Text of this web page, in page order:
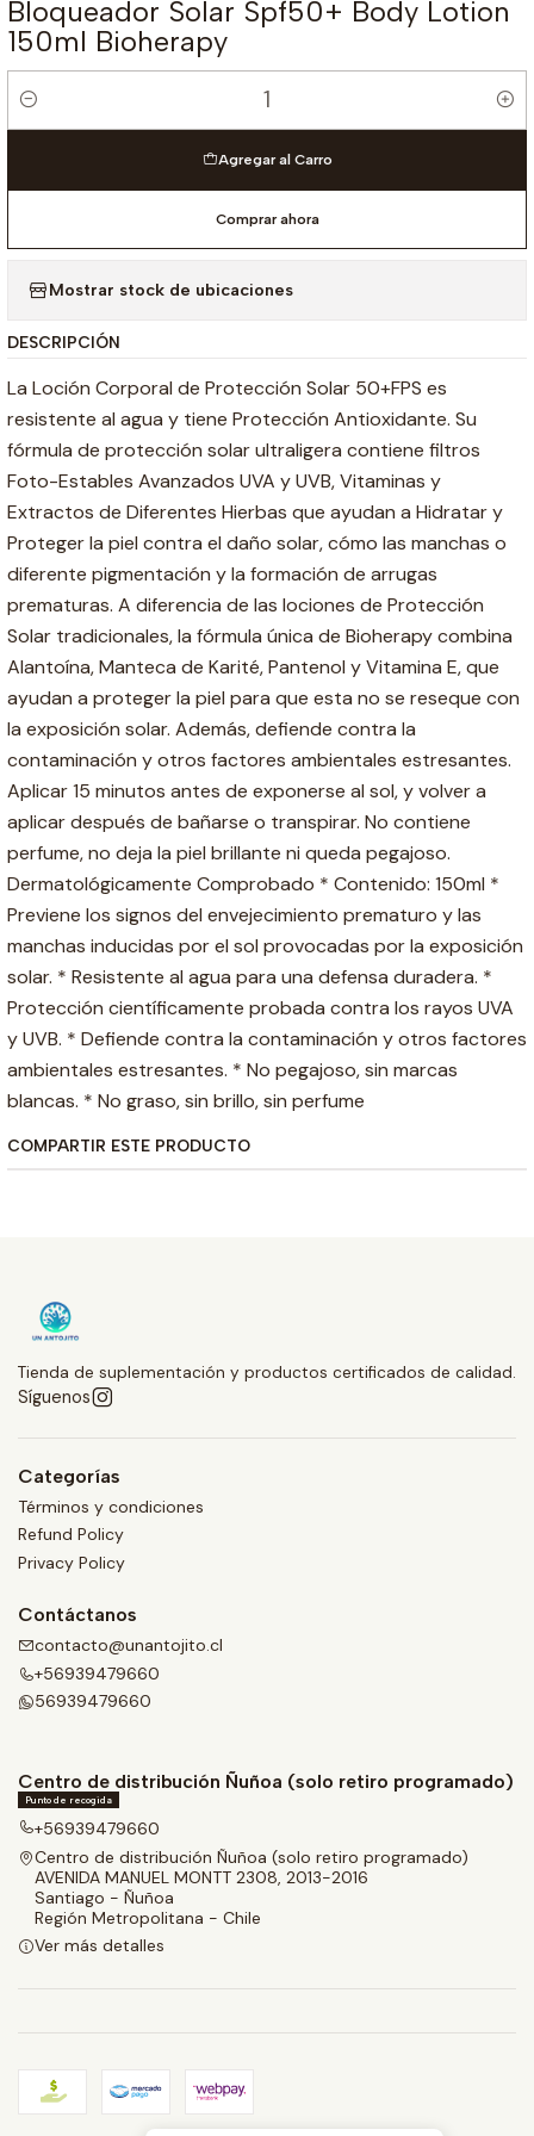
Bloqueador Solar Spf50+ Body Lotion
150ml Bioherapy
Cantidad
Agregar al Carro
Comprar ahora
Mostrar stock de ubicaciones
DESCRIPCIÓN
La Loción Corporal de Protección Solar 50+FPS es
resistente al agua y tiene Protección Antioxidante. Su
fórmula de protección solar ultraligera contiene filtros
Foto-Estables Avanzados UVA y UVB, Vitaminas y
Extractos de Diferentes Hierbas que ayudan a Hidratar y
Proteger la piel contra el daño solar, cómo las manchas o
diferente pigmentación y la formación de arrugas
prematuras. A diferencia de las lociones de Protección
Solar tradicionales, la fórmula única de Bioherapy combina
Alantoína, Manteca de Karité, Pantenol y Vitamina E, que
ayudan a proteger la piel para que esta no se reseque con
la exposición solar. Además, defiende contra la
contaminación y otros factores ambientales estresantes.
Aplicar 15 minutos antes de exponerse al sol, y volver a
aplicar después de bañarse o transpirar. No contiene
perfume, no deja la piel brillante ni queda pegajoso.
Dermatológicamente Comprobado * Contenido: 150ml *
Previene los signos del envejecimiento prematuro y las
manchas inducidas por el sol provocadas por la exposición
solar. * Resistente al agua para una defensa duradera. *
Protección científicamente probada contra los rayos UVA
y UVB. * Defiende contra la contaminación y otros factores
ambientales estresantes. * No pegajoso, sin marcas
blancas. * No graso, sin brillo, sin perfume
COMPARTIR ESTE PRODUCTO
Tienda de suplementación y productos certificados de calidad.
Síguenos
Categorías
Términos y condiciones
Refund Policy
Privacy Policy
Contáctanos
contacto@unantojito.cl
+56939479660
56939479660
Centro de distribución Ñuñoa (solo retiro programado)
Punto de recogida
+56939479660
Centro de distribución Ñuñoa (solo retiro programado)
AVENIDA MANUEL MONTT 2308, 2013-2016
Santiago - Ñuñoa
Región Metropolitana - Chile
Ver más detalles